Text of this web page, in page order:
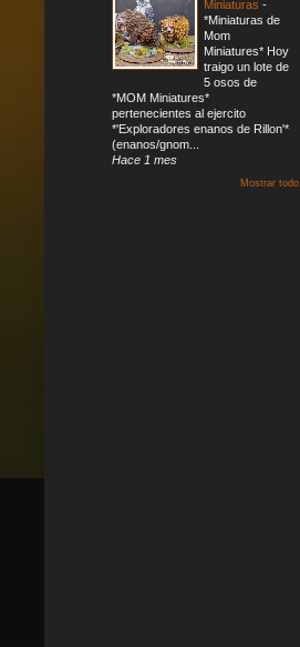
Miniaturas -
*Miniaturas de
Mom
Miniatures* Hoy
traigo un lote de
5 osos de
*MOM Miniatures*
pertenecientes al ejercito
*'Exploradores enanos de Rillon'*
(enanos/gnom...
Hace 1 mes
Mostrar todo